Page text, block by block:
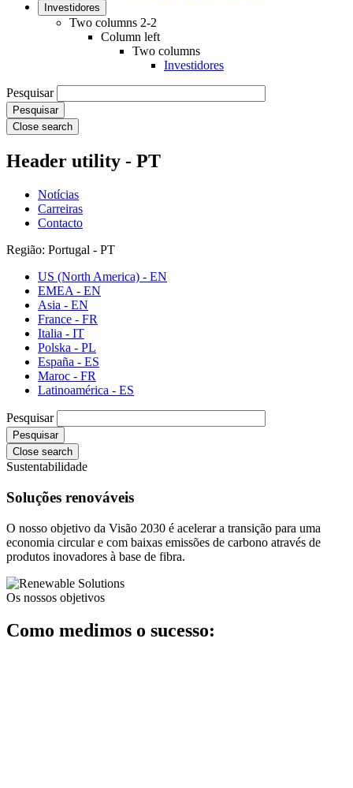
Investidores
Two columns 2-2
Column left
Two columns
Investidores
Pesquisar
Close search
Header utility - PT
Notícias
Carreiras
Contacto
Região: Portugal - PT
US (North America) - EN
EMEA - EN
Asia - EN
France - FR
Italia - IT
Polska - PL
España - ES
Maroc - FR
Latinoamérica - ES
Pesquisar
Close search
Sustentabilidade
Soluções renováveis
O nosso objetivo da Visão 2030 é acelerar a transição para uma
economia circular e com baixas emissões de carbono através de
produtos inovadores à base de fibra.
Os nossos objetivos
Como medimos o sucesso: